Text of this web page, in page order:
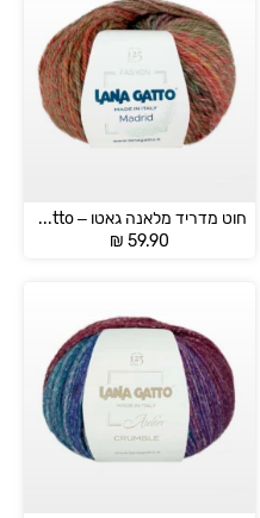
חוט מדריד מלאנה גאטו – Madrid Lana Gatto
₪ 59.90